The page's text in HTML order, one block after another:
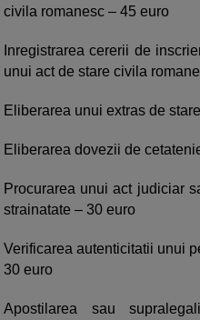
civila romanesc – 45 euro
Inregistrarea cererii de
unui act de stare civila
Eliberarea unui extras de
Eliberarea dovezii de
Procurarea unui act judiciar
strainatate – 30 euro
Verificarea autenticitatii unui
30 euro
Apostilarea sau